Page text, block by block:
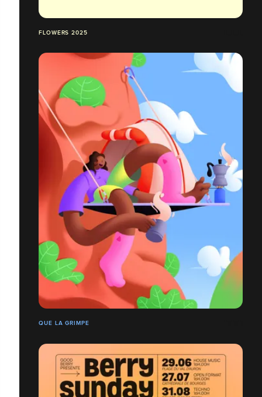
FLOWERS 2025
QUE LA GRIMPE